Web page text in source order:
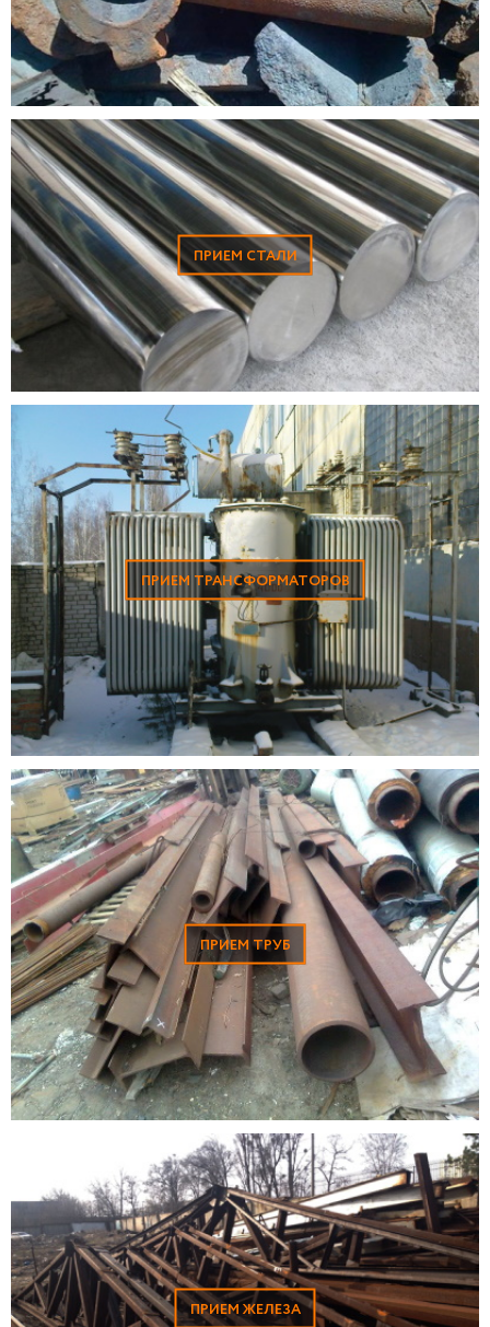
ПРИЕМ СТАЛИ
ПРИЕМ ТРАНСФОРМАТОРОВ
ПРИЕМ ТРУБ
ПРИЕМ ЖЕЛЕЗА